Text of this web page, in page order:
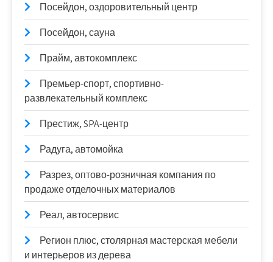
Посейдон, оздоровительный центр
Посейдон, сауна
Прайм, автокомплекс
Премьер-спорт, спортивно-
развлекательный комплекс
Престиж, SPA-центр
Радуга, автомойка
Разрез, оптово-розничная компания по
продаже отделочных материалов
Реал, автосервис
Регион плюс, столярная мастерская мебели
и интерьеров из дерева